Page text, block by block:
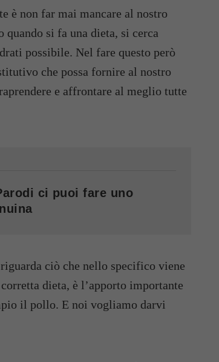
è non far mai mancare al nostro
si fa una dieta, si cerca
possibile. Nel fare questo però
che possa fornire al nostro
e affrontare al meglio tutte
ci puoi fare uno
ciò che nello specifico viene
dieta, è l’apporto importante
il pollo. E noi vogliamo darvi